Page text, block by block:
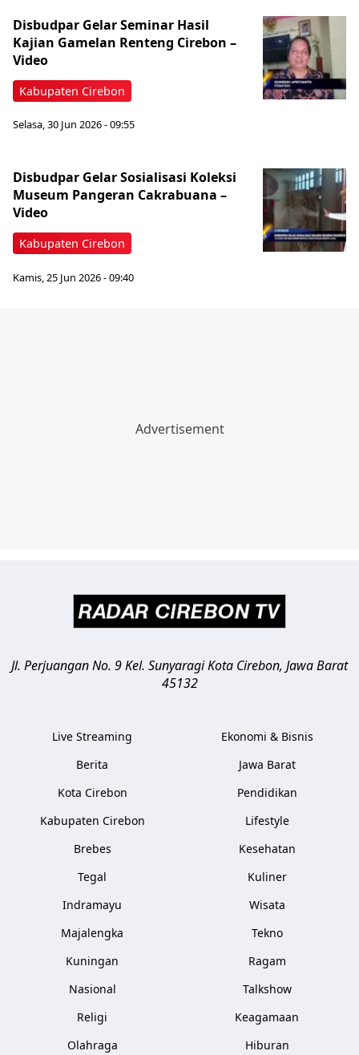
Kabupaten Cirebon
Disbudpar Gelar Seminar Hasil
Kajian Gamelan Renteng Cirebon –
Video
Selasa, 30 Jun 2026 - 09:55
Kabupaten Cirebon
Disbudpar Gelar Sosialisasi Koleksi
Museum Pangeran Cakrabuana –
Video
Kamis, 25 Jun 2026 - 09:40
Jl. Perjuangan No. 9 Kel. SunyaragiKota Cirebon, Jawa Barat
45132
Live Streaming
Berita
Kota Cirebon
Kabupaten Cirebon
Brebes
Tegal
Indramayu
Majalengka
Kuningan
Nasional
Religi
Olahraga
Ekonomi & Bisnis
Jawa Barat
Pendidikan
Lifestyle
Kesehatan
Kuliner
Wisata
Tekno
Ragam
Talkshow
Keagamaan
Hiburan